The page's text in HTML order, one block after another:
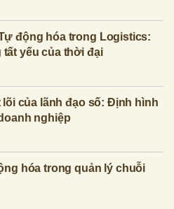
động hóa trong Logistics:
yếu của thời đại
lõi của lãnh đạo số: Định hình
nghiệp
hóa trong quản lý chuỗi